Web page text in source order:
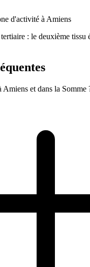
d'activité à Amiens
: le deuxième tissu
Amiens et dans la Somme